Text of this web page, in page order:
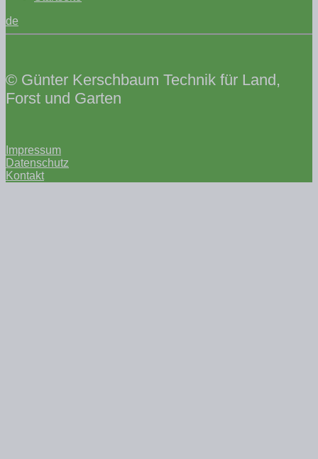
de
© Günter Kerschbaum Technik für Land,
Forst und Garten
Impressum
Datenschutz
Kontakt